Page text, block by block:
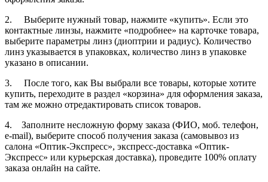
2. Выберите нужный товар, нажмите «купить». Если это
контактные линзы, нажмите «подробнее» на карточке товара,
выберите параметры линз (диоптрии и радиус). Количество
линз указывается в упаковках, количество линз в упаковке
указано в описании.
3. После того, как Вы выбрали все товары, которые хотите
купить, переходите в раздел «корзина» для оформления заказа,
там же можно отредактировать список товаров.
4. Заполните несложную форму заказа (ФИО, моб. телефон,
e-mail), выберите способ получения заказа (самовывоз из
салона «Оптик-Экспресс», экспресс-доставка «Оптик-
Экспресс» или курьерская доставка), проведите 100% оплату
заказа онлайн на сайте.